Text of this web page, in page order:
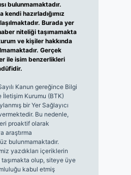
bulunmamaktadır.
kendi hazırladığımız
Burada yer
niteliği taşımamakta
ve kişiler hakkında
Gerçek
ile isim benzerlikleri
Kanun gereğince Bilgi
Kurumu (BTK)
bir Yer Sağlayıcı
Bu nedenle,
proaktif olarak
araştırma
bulunmamaktadır.
yazdıkları içeriklerin
olup, siteye üye
kabul etmiş